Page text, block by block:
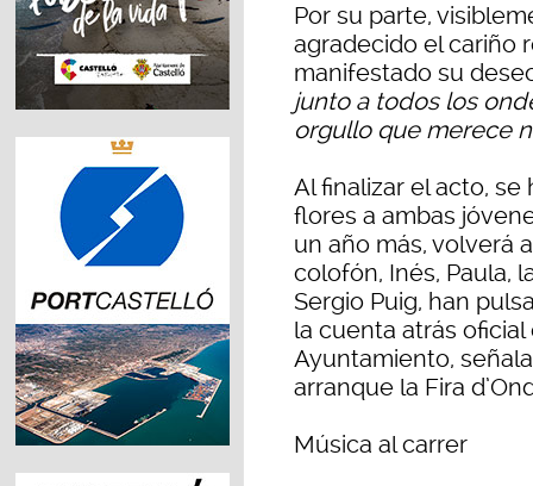
Por su parte,
agradecido el cariño
manifestado su
junto a todos los
orgullo que merece
Al finalizar el acto,
flores a ambas
un año más, volverá
colofón, Inés, Paula,
Sergio Puig, han
la cuenta atrás
Ayuntamiento,
arranque la Fira
Música al carrer